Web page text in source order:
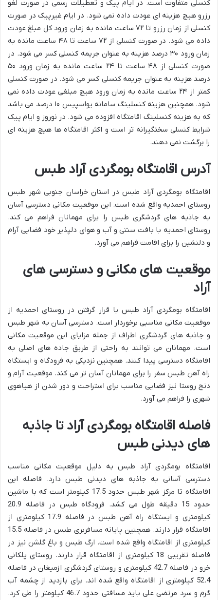
کنسلی متفاوت است. در ایام پیک و تعطیلات رسمی در صورت لغو
رزرو هیچ هزینه ای عودت داده نمی شود. در ایام غیرپیک در صورت
کنسلی از زمان رزرو تا ۷۲ ساعت مانده به زمان ورود کل مبلغ عودت
داده می شود. در صورت کنسلی از ۷۲ ساعت تا ۴۸ ساعت مانده به
زمان ورود ۳۰ درصد هزینه به عنوان جریمه کنسلی کسر می شود. در
صورت کنسلی از ۴۸ ساعت تا ۲۴ ساعت مانده به زمان ورود ۵۰
درصد هزینه به عنوان جریمه کنسلی کسر می شود. در صورت کنسلی
کمتر از ۲۴ ساعت مانده به زمان ورود هیچ مبلغی عودت داده نمی
شود. همچنین هزینه کنسلینگ سامانه یواسپیس ۱۰ درصد می باشد
که به هزینه کنسلینگ اقامتگاه افزوده می شود. در نوروز و ایام پیک
شرایط کنسلی سختگیرانه تر است و اکثر اقامتگاه ها هیچ هزینه ای
را برگشت نمی دهند.
آدرس اقامتگاه بومگردی آراد طبس
اقامتگاه بومگردی آراد طبس در استان خراسان جنوبی شهر طبس
روستای احمدیه واقع شده است. این موقعیت مکانی دسترسی آسان
به جاذبه های گردشگری طبس را برای مهمانان فراهم می کند.
روستای احمدیه با بافت سنتی و آب و هوای دلپذیر خود فضایی آرام
و دلنشین را برای اقامت فراهم می آورد.
موقعیت های مکانی و دسترسی های
آراد
اقامتگاه بومگردی آراد طبس با قرار گرفتن در روستای احمدیه از
موقعیت مکانی مناسبی برخوردار است. دسترسی آسان به شهر طبس
و جاذبه های گردشگری اطراف از جمله مزایای این موقعیت مکانی
است. مهمانان می توانند به راحتی از طریق جاده های اصلی به
اقامتگاه دسترسی پیدا کنند. همچنین نزدیکی به فرودگاه و ایستگاه
راه آهن طبس سفر را برای مهمانان آسان تر می کند. موقعیت آرام و
دنج روستا نیز فضایی مناسب برای استراحت و دور شدن از هیاهوی
شهری را فراهم می آورد.
فاصله اقامتگاه بومگردی آراد تا جاذبه
های دیدنی طبس
اقامتگاه بومگردی آراد طبس به دلیل موقعیت مکانی مناسب
دسترسی آسانی به جاذبه های دیدنی طبس دارد. فاصله این
اقامتگاه تا مرکز شهر طبس حدود 17.5 کیلومتر است که با ماشین
حدود 15 دقیقه طول می کشد. فرودگاه طبس در فاصله 20.9
کیلومتری و ایستگاه راه آهن طبس در فاصله 17.9 کیلومتری از
اقامتگاه قرار دارند. همچنین پایانه مسافربری طبس در فاصله 15.5
کیلومتری از اقامتگاه واقع شده است. ارگ طبس و باغ گلشن نیز در
فاصله تقریبی 18 کیلومتری از اقامتگاه قرار دارند. روستای پلکانی
خرو در فاصله 42.7 کیلومتری و روستای گردشگری ازمیغان در فاصله
52.4 کیلومتری از اقامتگاه واقع شده اند. برای بازدید از چشمه آب
گرم و سرد مرتضی علی باید مسافتی حدود 46.7 کیلومتر را طی کرد.